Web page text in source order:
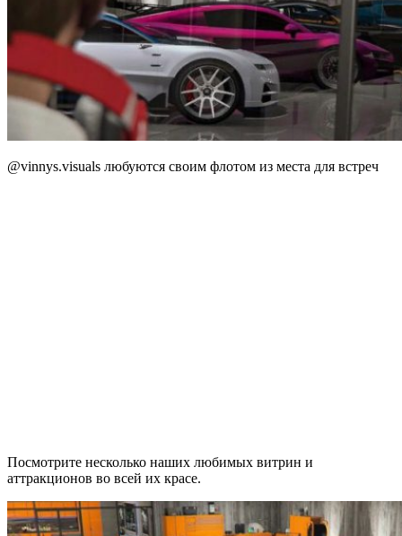
@vinnys.visuals любуются своим флотом из места для встреч
Посмотрите несколько наших любимых витрин и
аттракционов во всей их красе.